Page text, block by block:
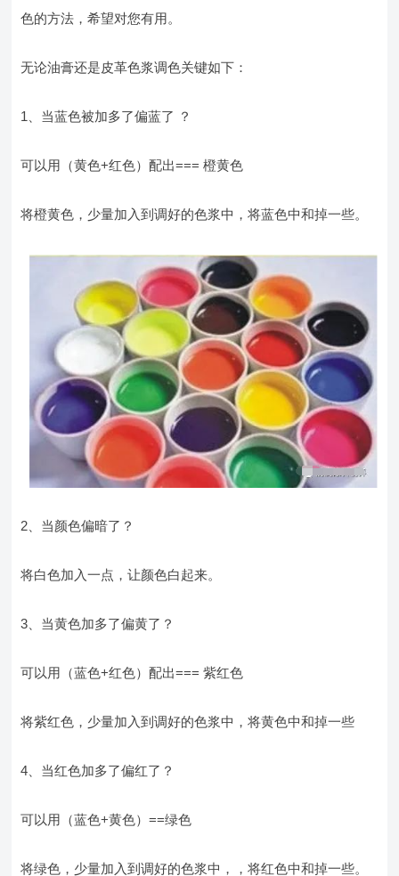
色的方法，希望对您有用。
无论油膏还是皮革色浆调色关键如下：
1、当蓝色被加多了偏蓝了 ？
可以用（黄色+红色）配出=== 橙黄色
将橙黄色，少量加入到调好的色浆中，将蓝色中和掉一些。
2、当颜色偏暗了？
将白色加入一点，让颜色白起来。
3、当黄色加多了偏黄了？
可以用（蓝色+红色）配出=== 紫红色
将紫红色，少量加入到调好的色浆中，将黄色中和掉一些
4、当红色加多了偏红了？
可以用（蓝色+黄色）==绿色
将绿色，少量加入到调好的色浆中，，将红色中和掉一些。